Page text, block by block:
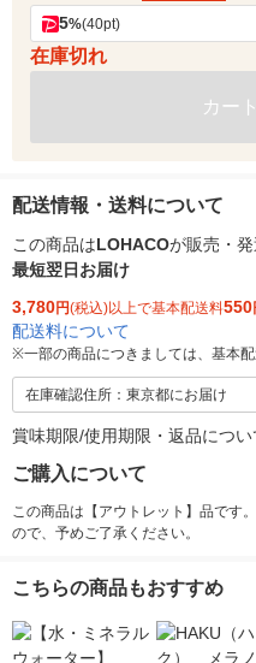
5%(40pt)
在庫切れ
カー
配送情報・送料について
この商品はLOHACOが販売・発
最短翌日お届け
3,780円(税込)以上で基本配送料550
配送料について
※一部の商品につきましては、基本
在庫確認住所：東京都にお届け
賞味期限/使用期限・返品につい
ご購入について
この商品は【アウトレット】品です
ので、予めご了承ください。
こちらの商品もおすすめ